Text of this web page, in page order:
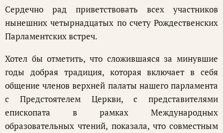
Сердечно рад приветствовать всех участников
нынешних четырнадцатых по счету Рождественских
Парламентских встреч.
Хотел бы отметить, что сложившаяся за минувшие
годы добрая традиция, которая включает в себя
общение членов верхней палаты нашего парламента
с Предстоятелем Церкви, с представителями
епископата в рамках Международных
образовательных чтений, показала, что совместным